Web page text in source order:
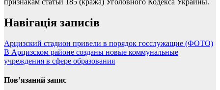
Навігація записів
Арцизский стадион привели в порядок госслужащие (ФОТО)
В Арцизском районе созданы новые коммунальные
учреждения в сфере образования
Пов’язаний запис